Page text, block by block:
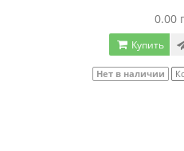
0.00
Купить
Нет в наличии